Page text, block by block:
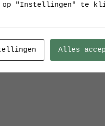
op "Instellingen" te
Alles